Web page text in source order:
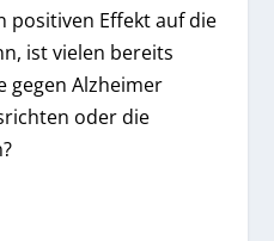
positiven Effekt auf die
ist vielen bereits
gegen Alzheimer
oder die